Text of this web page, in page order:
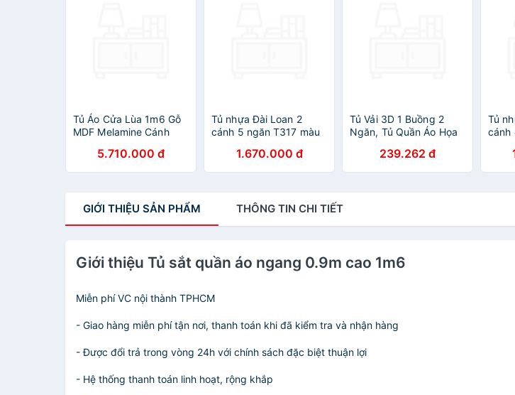
Tủ Áo Cửa Lùa 1m6 Gỗ
MDF Melamine Cánh
5.710.000 đ
Tủ nhựa Đài Loan 2
cánh 5 ngăn T317 màu
1.670.000 đ
Tủ Vải 3D 1 Buồng 2
Ngăn, Tủ Quần Áo Họa
- Phong Cách, Tủ Vải
Cao Cấp - Khung Sắt
239.262 đ
Tủ
cánh
GIỚI THIỆU SẢN PHẨM THÔNG TIN CHI TIẾT
Giới thiệu Tủ sắt quần áo ngang 0.9m cao 1m6
Miễn phí VC nội thành TPHCM
- Giao hàng miễn phí tận nơi, thanh toán khi đã kiểm tra và nhận hàng
- Được đổi trả trong vòng 24h với chính sách đặc biệt thuận lợi
- Hệ thống thanh toán linh hoạt, rộng khắp